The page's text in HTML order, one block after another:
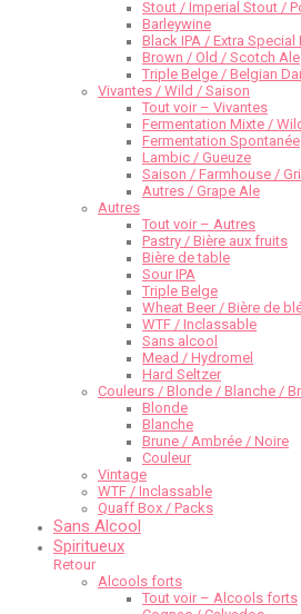
Stout / Imperial Stout /
Barleywine
Black IPA / Extra Special
Brown / Old / Scotch Ale
Triple Belge / Belgian
Vivantes / Wild / Saison
Tout voir – Vivantes
Fermentation Mixte /
Fermentation Spontanée
Lambic / Gueuze
Saison / Farmhouse /
Autres / Grape Ale
Autres
Tout voir – Autres
Pastry / Bière aux fruits
Bière de table
Sour IPA
Triple Belge
Wheat Beer / Bière de
WTF / Inclassable
Sans alcool
Mead / Hydromel
Hard Seltzer
Couleurs / Blonde / Blanche /
Blonde
Blanche
Brune / Ambrée / Noire
Couleur
Vintage
WTF / Inclassable
Quaff Box / Packs
Sans Alcool
Spiritueux
Retour
Alcools forts
Tout voir – Alcools forts